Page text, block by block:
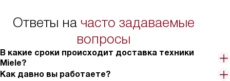
Ответы на часто задаваемые
вопросы
В какие сроки происходит доставка техники
Miele?
Как давно вы работаете?